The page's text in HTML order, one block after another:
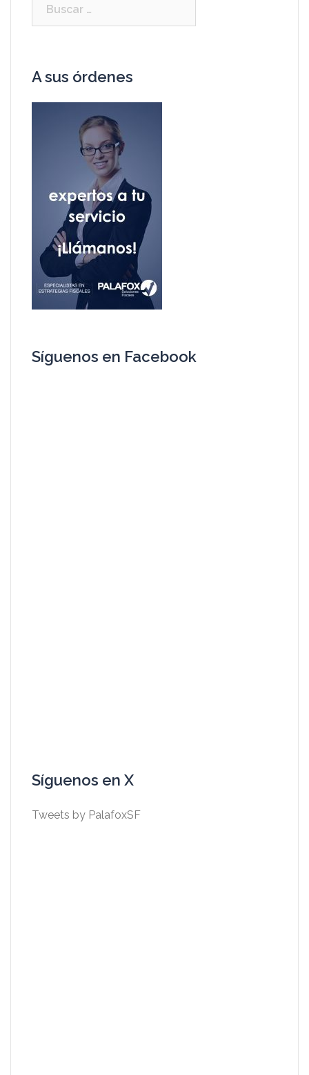
A sus órdenes
Síguenos en Facebook
Síguenos en X
Tweets by PalafoxSF